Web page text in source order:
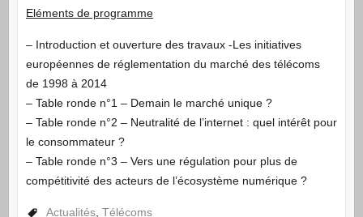
Eléments de programme
– Introduction et ouverture des travaux -Les initiatives
européennes de réglementation du marché des télécoms
de 1998 à 2014
– Table ronde n°1 – Demain le marché unique ?
– Table ronde n°2 – Neutralité de l’internet : quel intérêt pour
le consommateur ?
– Table ronde n°3 – Vers une régulation pour plus de
compétitivité des acteurs de l’écosystème numérique ?
Actualités, Télécoms